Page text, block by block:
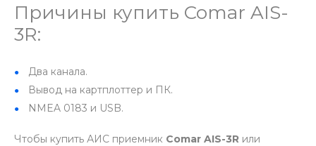
Причины купить Comar AIS-
3R:
Два канала.
Вывод на картплоттер и ПК.
NMEA 0183 и USB.
Чтобы купить АИС приемник Comar AIS-3R или